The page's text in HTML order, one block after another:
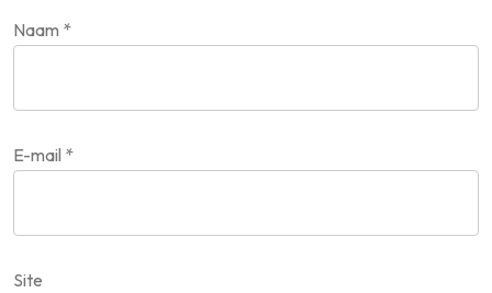
Naam *
E-mail *
Site